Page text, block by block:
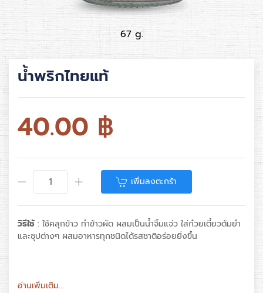
67 g.
น้ำพริกไทยแท้
40.00 ฿
เพิ่มลงตะกร้า
วิธีใช้ : ใช้คลุกข้าว ทำข้าวผัด ผสมเป็นน้ำจิ้มแจ่ว ใส่ก๋วยเตี๋ยวต้มยำ
และซุปต่างๆ ผสมอาหารทุกชนิดได้รสชาติอร่อยยิ่งขึ้น
อ่านเพิ่มเติม...